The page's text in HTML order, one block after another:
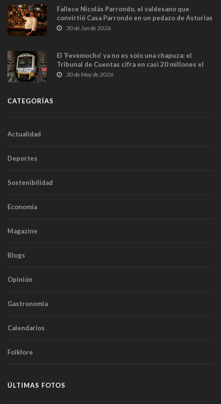
Fallece Nicolás Parrondo, el valdesano que
convirtió Casa Parrondo en un pedazo de Asturias
en Madrid
30 de Jun de 2026
El ‘Fevemocho’ ya no es solo una chapuza: el
Tribunal de Cuentas cifra en casi 20 millones el
sobrecoste de los trenes que no cabían por los
30 de May de 2026
CATEGORÍAS
Actualidad
Deportes
Sostenibilidad
Economía
Magazine
Blogs
Opinión
Gastronomía
Calendarios
Folklore
ÚLTIMAS FOTOS